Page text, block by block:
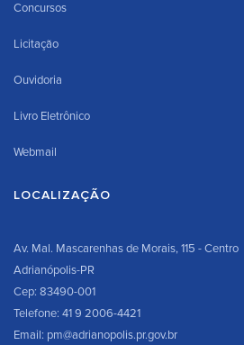
Concursos
Licitação
Ouvidoria
Livro Eletrônico
Webmail
LOCALIZAÇÃO
Av. Mal. Mascarenhas de Morais, 115 - Centro
Adrianópolis-PR
Cep: 83490-001
Telefone: 41 9 2006-4421
Email: pm@adrianopolis.pr.gov.br